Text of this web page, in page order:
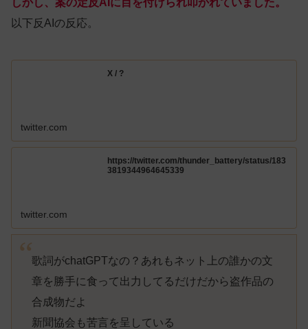
以下反AIの反応。
X / ?
twitter.com
https://twitter.com/thunder_battery/status/183
3819344964645339
twitter.com
歌詞がchatGPTなの？あれもネット上の誰かの文
章を勝手に食って出力してるだけだから盗作品の
合成物だよ
新聞協会も苦言を呈している